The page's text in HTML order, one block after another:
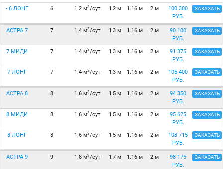
- 6 ЛОНГ 6 1.2 м3/сут 1.2 м 1.16 м 2 м
100 300
РУБ.
ЗАКАЗАТЬ
АСТРА 7 7 1.4 м3/сут 1.3 м 1.16 м 2 м
90 100
РУБ.
ЗАКАЗАТЬ
7 МИДИ 7 1.4 м3/сут 1.3 м 1.16 м 2 м
91 375
РУБ.
ЗАКАЗАТЬ
7 ЛОНГ 7 1.4 м3/сут 1.3 м 1.16 м 2 м
105 400
РУБ.
ЗАКАЗАТЬ
АСТРА 8 8 1.6 м3/сут 1.5 м 1.16 м 2 м
94 350
РУБ.
ЗАКАЗАТЬ
8 МИДИ 8 1.6 м3/сут 1.5 м 1.16 м 2 м
95 625
РУБ.
ЗАКАЗАТЬ
8 ЛОНГ 8 1.6 м3/сут 1.5 м 1.16 м 2 м
108 715
РУБ.
ЗАКАЗАТЬ
АСТРА 9 9 1.8 м3/сут 1.7 м 1.16 м 2 м
98 175
РУБ.
ЗАКАЗАТЬ